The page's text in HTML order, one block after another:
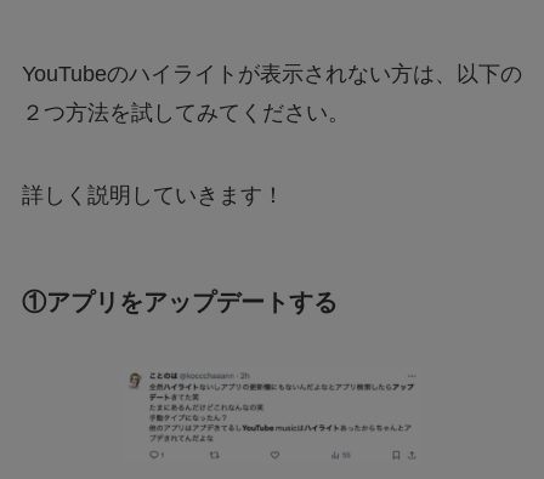
YouTubeのハイライトが表示されない方は、以下の
２つ方法を試してみてください。
詳しく説明していきます！
①アプリをアップデートする